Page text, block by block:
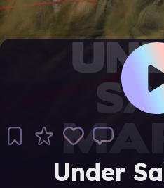
Under